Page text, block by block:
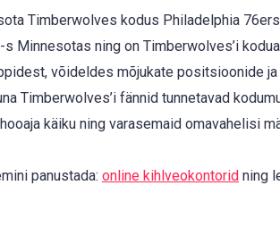
Timberwolves kodus Philadelphia
Minnesotas ning on Timberwolves’i
võideldes mõjukate positsioonide
Timberwolves’i fännid tunnetavad
käiku ning varasemaid omavahelisi
panustada: online kihlveokontorid ning